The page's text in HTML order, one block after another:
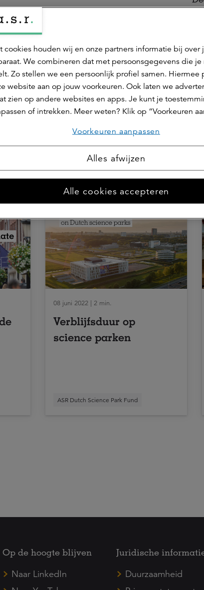
Haaf
voor science parks, woningen en kantoren.
op
08 juni 2022 | 2 min.
Verblijfsduur op
science parken
ASR Dutch Science Park Fund
Op de hoogte blijven
Naar LinkedIn
Juridische
Duurzaamheid
cookies houden wij en onze partners informatie bij over
We combineren dat met persoonsgegevens die je
Zo stellen we een persoonlijk profiel samen. Hiermee
website aan op jouw voorkeuren. Ook laten we
zien op andere websites en apps. Je kunt je
of intrekken. Meer weten? Klik op “Voorkeuren
Voorkeuren aanpassen
Alles afwijzen
Alle cookies accepteren